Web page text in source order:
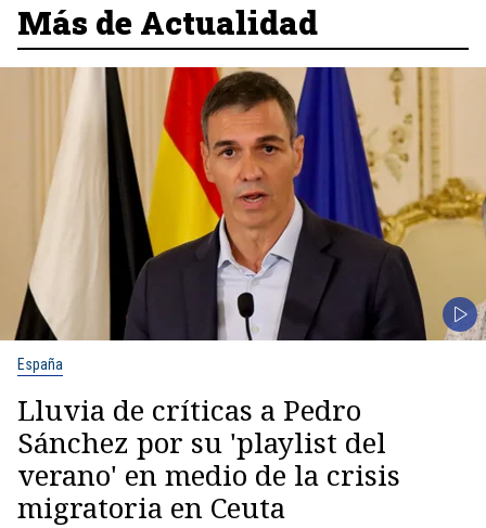
Más de Actualidad
España
Lluvia de críticas a Pedro
Sánchez por su 'playlist del
verano' en medio de la crisis
migratoria en Ceuta